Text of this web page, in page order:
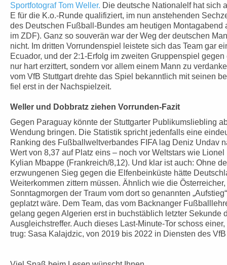
Sportfotograf Tom Weller. Die deutsche Nationalelf hat sich
E für die K.o.-Runde qualifiziert, im nun anstehenden
des Deutschen Fußball-Bundes am heutigen Montagabend
im ZDF). Ganz so souverän war der Weg der deutschen
nicht. Im dritten Vorrundenspiel leistete sich das Team gar
Ecuador, und der 2:1-Erfolg im zweiten Gruppenspiel
nur hart erzittert, sondern vor allem einem Mann zu
vom VfB Stuttgart drehte das Spiel bekanntlich mit seinen
fiel erst in der Nachspielzeit.
Weller und Dobbratz ziehen Vorrunden-Fazit
Gegen Paraguay könnte der Stuttgarter Publikumsliebling
Wendung bringen. Die Statistik spricht jedenfalls eine
Ranking des Fußballweltverbandes FIFA lag Deniz Undav
Wert von 8,37 auf Platz eins – noch vor Weltstars wie
Kylian Mbappe (Frankreich/8,12). Und klar ist auch: Ohne
erzwungenen Sieg gegen die Elfenbeinküste hätte
Weiterkommen zittern müssen. Ähnlich wie die
Sonntagmorgen der Traum vom dort so genannten
geplatzt wäre. Dem Team, das vom Backnanger
gelang gegen Algerien erst in buchstäblich letzter Sekunde
Ausgleichstreffer. Auch dieses Last-Minute-Tor schoss
trug: Sasa Kalajdzic, von 2019 bis 2022 in Diensten des